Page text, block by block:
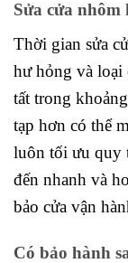
Sửa cửa
Thời gian sửa
hư hỏng và loại
tất trong
tạp hơn có thể
luôn tối ưu quy
đến nhanh và
bảo cửa vận
Có bảo hành